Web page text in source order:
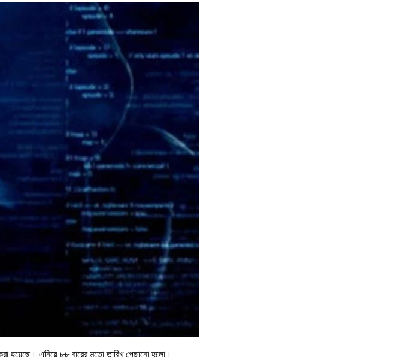
করা হয়েছে। এনিয়ে ৮৮ বারের মতো তারিখ পেছানো হলো।